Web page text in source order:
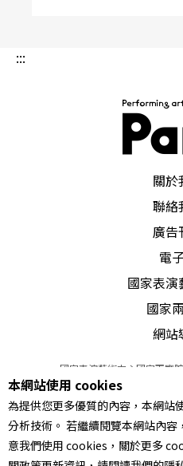
:::
關於
聯絡
廣告
電
國家表演
國家
網站
國家表演藝術中心國家兩廳
© 2022Performing arts
統一編號 Tax Id
本站所提供相關演出資訊，如
服務條款｜隱私
本網站使用 cookies
為提供您更多優質的內容，本網站
分析技術。 若繼續閱覽本網站內容
意我們使用 cookies，關於更多